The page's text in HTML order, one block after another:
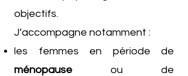
objectifs.
J’accompagne notamment :
les femmes en période de
ménopause ou de